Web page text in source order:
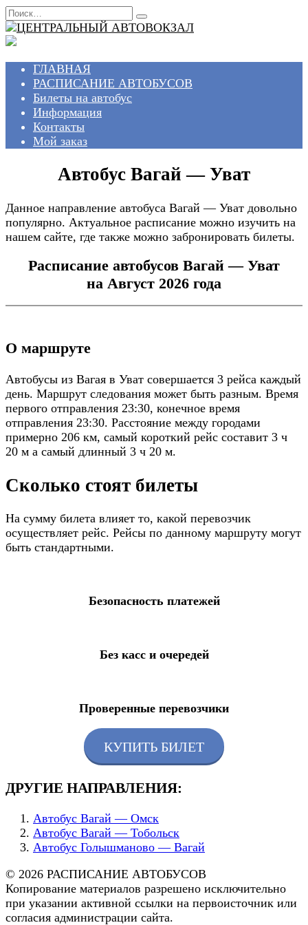
Перейти
к
содержанию
Search
for:
ГЛАВНАЯ
РАСПИСАНИЕ АВТОБУСОВ
Билеты на автобус
Информация
Контакты
Мой заказ
Автобус Вагай — Уват
Данное направление автобуса Вагай — Уват довольно
популярно. Актуальное расписание можно изучить на
нашем сайте, где также можно забронировать билеты.
Расписание автобусов Вагай — Уват
на Август 2026 года
О маршруте
Автобусы из Вагая в Уват совершается 3 рейса каждый
день. Маршрут следования может быть разным. Время
первого отправления 23:30, конечное время
отправления 23:30. Расстояние между городами
примерно 206 км, самый короткий рейс составит 3 ч
20 м а самый длинный 3 ч 20 м.
Сколько стоят билеты
На сумму билета влияет то, какой перевозчик
осуществляет рейс. Рейсы по данному маршруту могут
быть стандартными.
Безопасность платежей
Без касс и очередей
Проверенные перевозчики
КУПИТЬ БИЛЕТ
ДРУГИЕ НАПРАВЛЕНИЯ:
Автобус Вагай — Омск
Автобус Вагай — Тобольск
Автобус Голышманово — Вагай
© 2026 РАСПИСАНИЕ АВТОБУСОВ
Копирование материалов разрешено исключительно
при указании активной ссылки на первоисточник или
согласия администрации сайта.